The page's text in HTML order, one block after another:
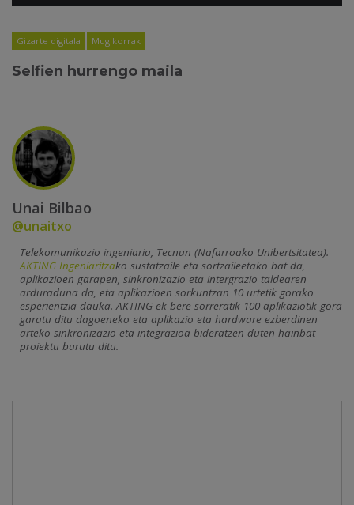
Gizarte digitala Mugikorrak
Selfien hurrengo maila
Unai Bilbao
@unaitxo
Telekomunikazio ingeniaria, Tecnun (Nafarroako Unibertsitatea).
AKTING Ingeniaritzako sustatzaile eta sortzaileetako bat da,
aplikazioen garapen, sinkronizazio eta intergrazio taldearen
arduraduna da, eta aplikazioen sorkuntzan 10 urtetik gorako
esperientzia dauka. AKTING-ek bere sorreratik 100 aplikaziotik gora
garatu ditu dagoeneko eta aplikazio eta hardware ezberdinen
arteko sinkronizazio eta integrazioa bideratzen duten hainbat
proiektu burutu ditu.